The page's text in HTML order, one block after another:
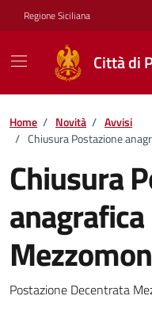
Vai ai contenuti
Vai al footer
Regione Siciliana
Città di
Home / Novità / Avvisi
/ Chiusura Postazione
Chiusura
Dettagli
Postazione Decentrata